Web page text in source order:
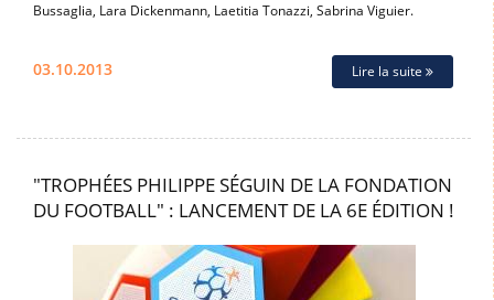
Bussaglia, Lara Dickenmann, Laetitia Tonazzi, Sabrina Viguier.
03.10.2013 Lire la suite
"TROPHÉES PHILIPPE SÉGUIN DE LA FONDATION
DU FOOTBALL" : LANCEMENT DE LA 6E ÉDITION !